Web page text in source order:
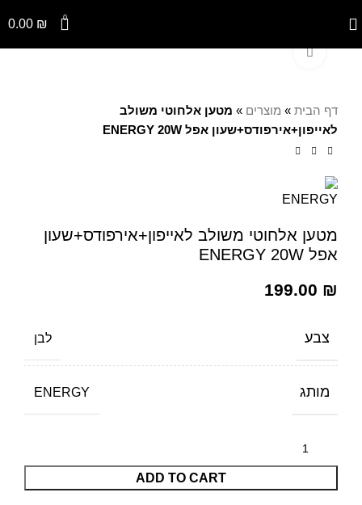
0
0.00 ₪
Click to enlarge
דף הבית » מוצרים » מטען אלחוטי משולב
לאייפון+אירפודס+שעון אפל ENERGY 20W
מטען אלחוטי משולב לאייפון+אירפודס+שעון
אפל ENERGY 20W
199.00 ₪
צבע לבן
מותג ENERGY
ADD TO CART